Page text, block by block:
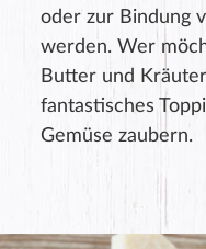
oder zur Bindung
werden. Wer
Butter und
fantastisches
Gemüse zaubern.